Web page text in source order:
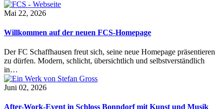
Mai 22, 2026
Willkommen auf der neuen FCS-Homepage
Der FC Schaffhausen freut sich, seine neue Homepage präsentieren
zu dürfen. Modern, schlicht, übersichtlich und selbstverständlich
in…
Juni 02, 2026
After-Work-Event in Schloss Bonndorf mit Kunst und Musik